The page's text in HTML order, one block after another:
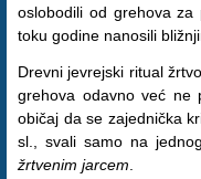
oslobodili od grehova
toku godine nanosili
Drevni jevrejski ritual
grehova odavno već ne
običaj da se zajednička
sl., svali samo na
žrtvenim jarcem